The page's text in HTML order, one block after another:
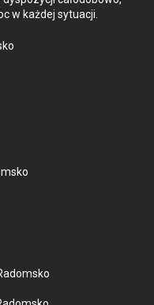
w każdej sytuacji.